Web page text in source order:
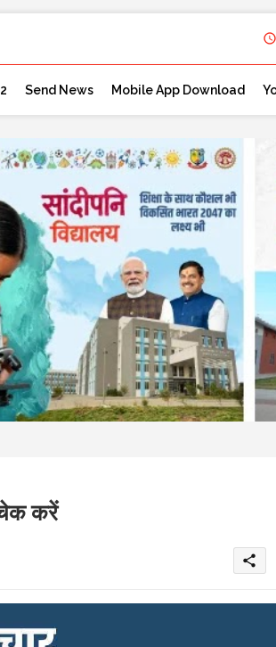
Send News Mobile App Download
करें
share